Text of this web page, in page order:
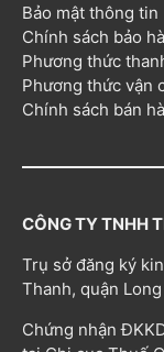
Bảo mật thông tin
Chính sách bảo
Phương thức
Phương thức vận
Chính sách bán
CÔNG TY TNHH
Trụ sở đăng ký
Thanh, quận
Chứng nhận